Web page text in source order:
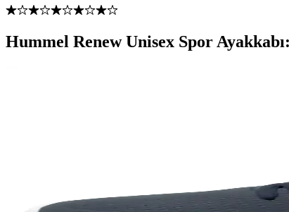
Hummel Renew Unisex Spor